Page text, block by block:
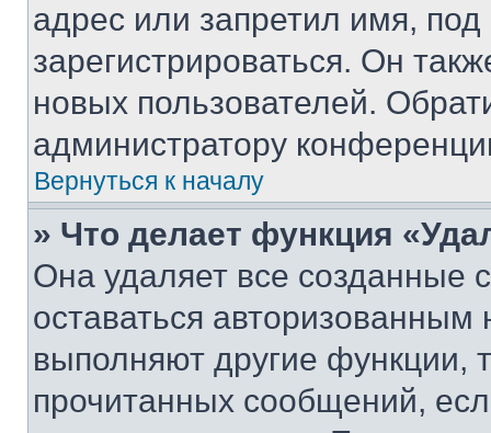
адрес или запретил имя,
зарегистрироваться. Он
новых пользователей.
администратору
Вернуться к началу
» Что делает функция
Она удаляет все созданные
оставаться
выполняют другие функции,
прочитанных сообщений,